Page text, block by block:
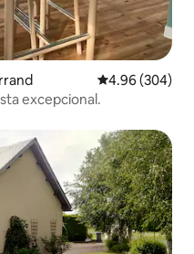
Calificación
4.96 (304)
excepcional.